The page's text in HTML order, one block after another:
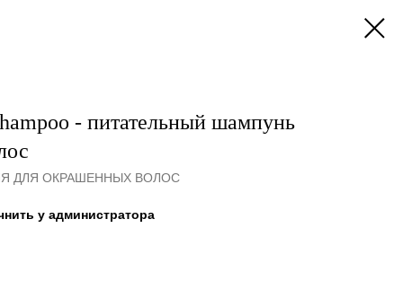
- питательный шампунь
ДЛЯ ОКРАШЕННЫХ ВОЛОС
у администратора